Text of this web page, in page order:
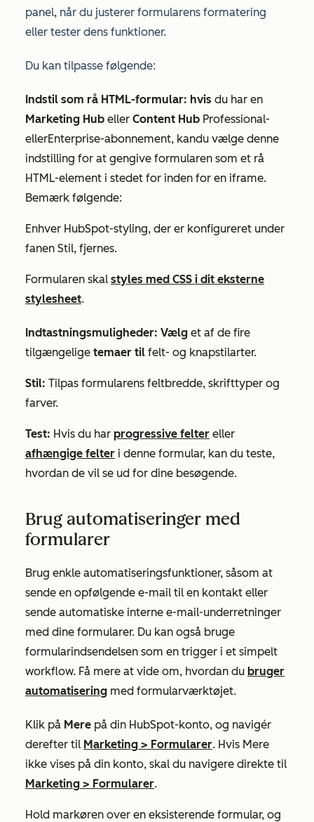
panel, når du justerer formularens formatering
eller tester dens funktioner.
Du kan tilpasse følgende:
Indstil som rå HTML-formular: hvis du har en
Marketing Hub eller Content Hub Professional-
ellerEnterprise-abonnement, kandu vælge denne
indstilling for at gengive formularen som et rå
HTML-element i stedet for inden for en iframe.
Bemærk følgende:
Enhver HubSpot-styling, der er konfigureret under
fanen Stil, fjernes.
Formularen skal styles med CSS i dit eksterne
stylesheet.
Indtastningsmuligheder: Vælg et af de fire
tilgængelige temaer til felt- og knapstilarter.
Stil: Tilpas formularens feltbredde, skrifttyper og
farver.
Test: Hvis du har progressive felter eller
afhængige felter i denne formular, kan du teste,
hvordan de vil se ud for dine besøgende.
Brug automatiseringer med
formularer
Brug enkle automatiseringsfunktioner, såsom at
sende en opfølgende e-mail til en kontakt eller
sende automatiske interne e-mail-underretninger
med dine formularer. Du kan også bruge
formularindsendelsen som en trigger i et simpelt
workflow. Få mere at vide om, hvordan du bruger
automatisering med formularværktøjet.
Klik på Mere på din HubSpot-konto, og navigér
derefter til Marketing > Formularer. Hvis Mere
ikke vises på din konto, skal du navigere direkte til
Marketing > Formularer.
Hold markøren over en eksisterende formular, og